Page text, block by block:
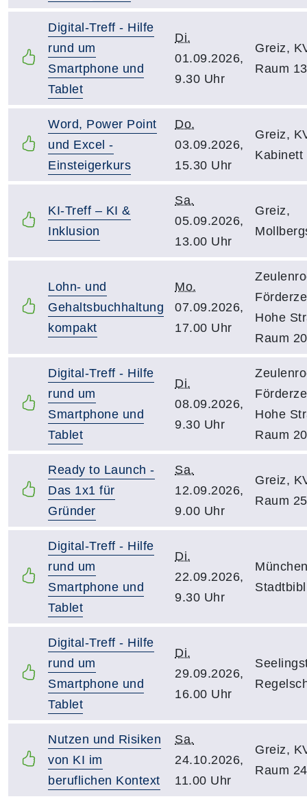
Digital-Treff - Hilfe
rund um
Smartphone und
Tablet
Di.
01.09.2026,
9.30 Uhr
Greiz,
Raum 13
Word, Power Point
und Excel -
Einsteigerkurs
Do.
03.09.2026,
15.30 Uhr
Greiz,
Kabinett
KI-Treff – KI &
Inklusion
Sa.
05.09.2026,
13.00 Uhr
Greiz,
Lohn- und
Gehaltsbuchhaltung
kompakt
Mo.
07.09.2026,
17.00 Uhr
Hohe
Raum
Digital-Treff - Hilfe
rund um
Smartphone und
Tablet
Di.
08.09.2026,
9.30 Uhr
Hohe
Raum
Ready to Launch -
Das 1x1 für
Gründer
Sa.
12.09.2026,
9.00 Uhr
Greiz,
Raum 25
Digital-Treff - Hilfe
rund um
Smartphone und
Tablet
Di.
22.09.2026,
9.30 Uhr
Digital-Treff - Hilfe
rund um
Smartphone und
Tablet
Di.
29.09.2026,
16.00 Uhr
Nutzen und Risiken
von KI im
beruflichen Kontext
Sa.
24.10.2026,
11.00 Uhr
Greiz,
Raum 24